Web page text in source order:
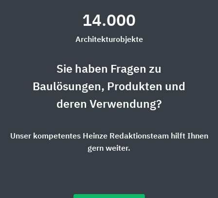
14.000
Architekturobjekte
Sie haben Fragen zu
Baulösungen, Produkten und
deren Verwendung?
Unser kompetentes Heinze Redaktionsteam hilft Ihnen
gern weiter.